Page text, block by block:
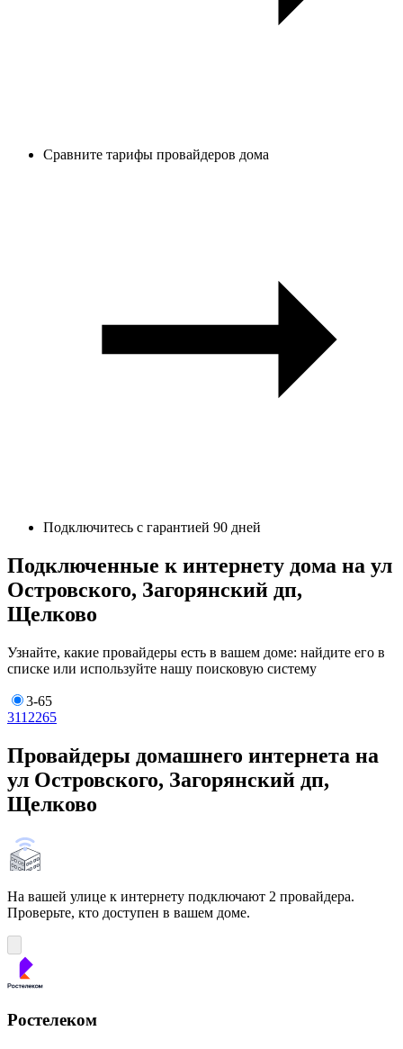
Сравните тарифы провайдеров дома
Подключитесь с гарантией 90 дней
Подключенные к интернету дома на ул
Островского, Загорянский дп,
Щелково
Узнайте, какие провайдеры есть в вашем доме: найдите его в
списке или используйте нашу поисковую систему
3-65
311 2265
Провайдеры домашнего интернета на
ул Островского, Загорянский дп,
Щелково
На вашей улице к интернету подключают 2 провайдера.
Проверьте, кто доступен в вашем доме.
Ростелеком